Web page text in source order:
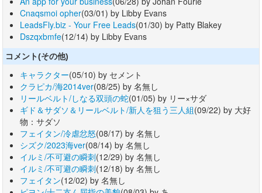
Cnaqsmoi opher(03/01) by Libby Evans
LeadsFly.biz - Your Free Leads(01/30) by Patty Blakey
Dszqxbmfe(12/14) by Libby Evans
コメント(その他)
キャラクター(05/10) by セメント
クラピカ/海2014ver(08/25) by 名無し
リールベルト/しなる双頭の蛇(01/05) by リー×サダ
ギド＆サダソ＆リールベルト/新人を狙う三人組(09/22) by 大好
物：サダソ
フェイタン/冷虐忿怒(08/17) by 名無し
シズク/2023海ver(08/14) by 名無し
イルミ/不可避の瞬刺(12/29) by 名無し
イルミ/不可避の瞬刺(12/18) by 名無し
フェイタン(12/02) by 名無し